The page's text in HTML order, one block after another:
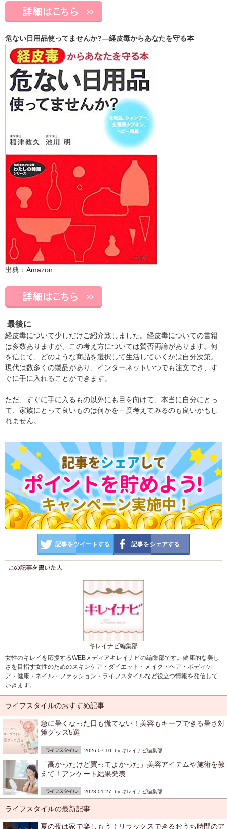
危ない日用品使ってませんか?―経皮毒からあなたを守る本
出典： Amazon
最後に
経皮毒について少しだけご紹介致しました。経皮毒についての書籍
は多数ありますが、この考え方については賛否両論があります。何
を信じて、どのような商品を選択して生活していくかは自分次第。
現代は数多くの製品があり、インターネットいつでも注文でき、す
ぐに手に入れることができます。
ただ、すぐに手に入るもの以外にも目を向けて、本当に自分にとっ
て、家族にとって良いものは何かを一度考えてみるのも良いかもし
れません。
記事をツイートする 記事をシェアする
キレイナビ編集部
女性のキレイを応援するWEBメディアキレイナビの編集部です。健康的な美し
さを目指す女性のためのスキンケア・ダイエット・メイク・ヘア・ボディケ
ア・健康・ネイル・ファッション・ライフスタイルなど役立つ情報を発信して
いきます。
ライフスタイルのおすすめ記事
急に暑くなった日も慌てない！美容もキープできる暑さ対
策グッズ5選
2026.07.10 by キレイナビ編集部
「高かったけど買ってよかった」美容アイテムや施術を教
えて！アンケート結果発表
2023.01.27 by キレイナビ編集部
ライフスタイルの最新記事
夏の夜は家で楽しもう！リラックスできるおうち時間のア